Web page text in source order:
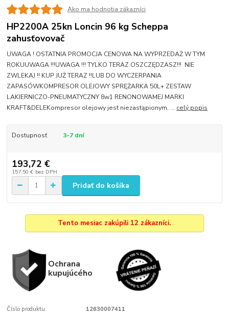
Ako ma hodnotia zákazníci
HP2200A 25kn Loncin 96 kg Scheppa
zahusťovovač
UWAGA ! OSTATNIA PROMOCJA CENOWA NA WYPRZEDAŻ W TYM
ROKUUWAGA !!!UWAGA !!! TYLKO TERAZ OSZCZĘDZASZ!!! NIE
ZWLEKAJ !! KUP JUŻ TERAZ !!LUB DO WYCZERPANIA
ZAPASÓWKOMPRESOR OLEJOWY SPRĘŻARKA 50L+ ZESTAW
LAKIERNICZO-PNEUMATYCZNY 8w1 RENONOWAMEJ MARKI
KRAFT&DELEKompresor olejowy jest niezastąpionym, ... celý popis
Dostupnosť 3-7 dní
193,72 €
157,50 € bez DPH
Pridať do košíka
Tento mesiac zakúpili 12 zákazníci.
Ochrana
kupujúcého
Číslo produktu: 12630007411